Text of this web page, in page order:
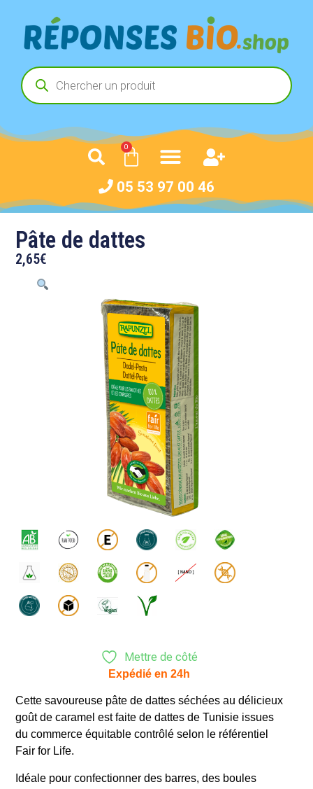
0
05 53 97 00 46
Pâte de dattes
2,65€
Mettre de côté
Expédié en 24h
Cette savoureuse pâte de dattes séchées au délicieux
goût de caramel est faite de dattes de Tunisie issues
du commerce équitable contrôlé selon le référentiel
Fair for Life.
Idéale pour confectionner des barres, des boules